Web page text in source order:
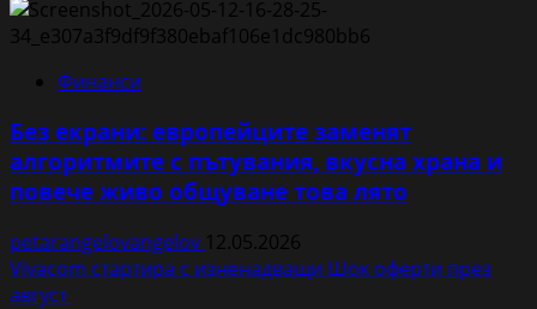
Финанси
Без екрани: европейците заменят
алгоритмите с пътувания, вкусна храна и
повече живо общуване това лято
petarangelovangelov 12.05.2026
Vivacom стартира с изненадващи Шок оферти през
август